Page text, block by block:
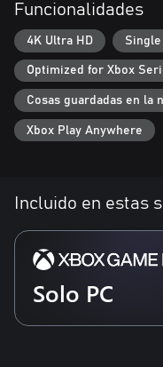
Funcionalidades
4K Ultra HD
Optimized for Xbox
Cosas guardadas en la
Xbox Play Anywhere
Incluido en estas
Solo PC